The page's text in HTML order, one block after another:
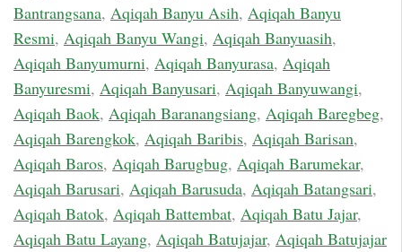
Bantrangsana, Aqiqah Banyu Asih, Aqiqah Banyu
Resmi, Aqiqah Banyu Wangi, Aqiqah Banyuasih,
Aqiqah Banyumurni, Aqiqah Banyurasa, Aqiqah
Banyuresmi, Aqiqah Banyusari, Aqiqah Banyuwangi,
Aqiqah Baok, Aqiqah Baranangsiang, Aqiqah Baregbeg,
Aqiqah Barengkok, Aqiqah Baribis, Aqiqah Barisan,
Aqiqah Baros, Aqiqah Barugbug, Aqiqah Barumekar,
Aqiqah Barusari, Aqiqah Barusuda, Aqiqah Batangsari,
Aqiqah Batok, Aqiqah Battembat, Aqiqah Batu Jajar,
Aqiqah Batu Layang, Aqiqah Batujajar, Aqiqah Batujajar